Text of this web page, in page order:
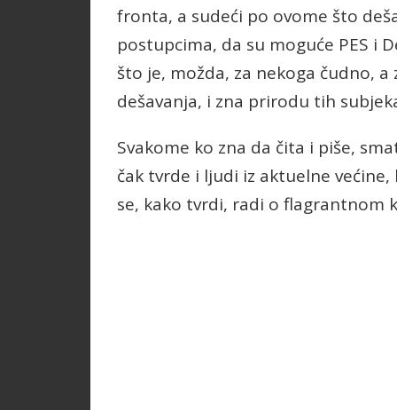
fronta, a sudeći po ovome što
postupcima, da su moguće PES i
što je, možda, za nekoga čudno,
dešavanja, i zna prirodu tih
Svakome ko zna da čita i piše,
čak tvrde i ljudi iz aktuelne
se, kako tvrdi, radi o flagrantnom